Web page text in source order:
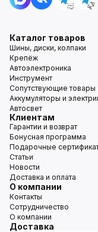
Каталог товаров
Шины, диски, колпаки
Крепёж
Автоэлектроника
Инструмент
Сопутствующие товары
Аккумуляторы и
Автосвет
Клиентам
Гарантии и возврат
Бонусная программа
Подарочные
Статьи
Новости
Доставка и оплата
О компании
Контакты
Сотрудничество
О компании
Доставка